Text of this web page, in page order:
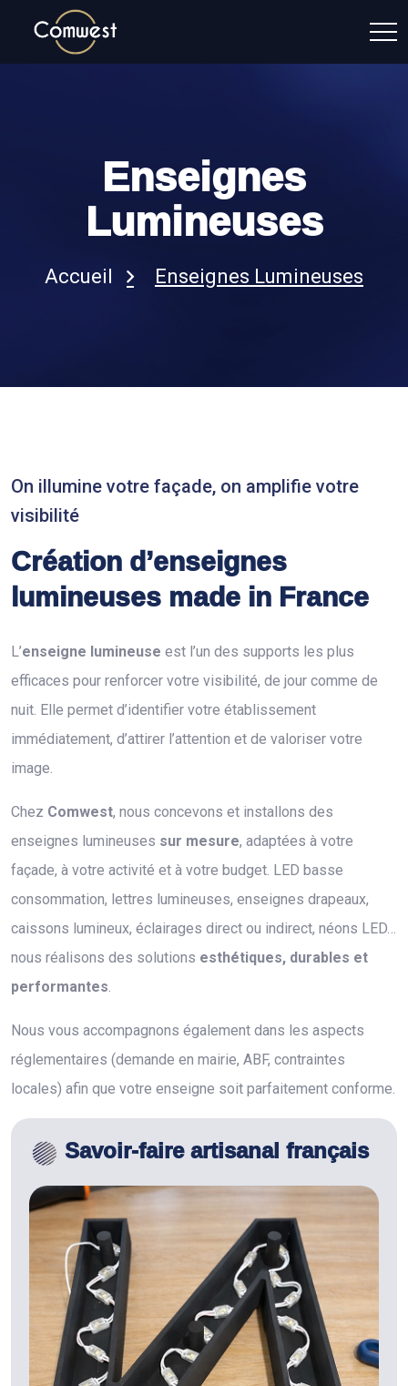
Enseignes
Lumineuses
Accueil Enseignes Lumineuses
On illumine votre façade, on amplifie votre
visibilité
Création d’enseignes
lumineuses made in France
L’enseigne lumineuse est l’un des supports les plus
efficaces pour renforcer votre visibilité, de jour comme de
nuit. Elle permet d’identifier votre établissement
immédiatement, d’attirer l’attention et de valoriser votre
image.
Chez Comwest, nous concevons et installons des
enseignes lumineuses sur mesure, adaptées à votre
façade, à votre activité et à votre budget. LED basse
consommation, lettres lumineuses, enseignes drapeaux,
caissons lumineux, éclairages direct ou indirect, néons LED…
nous réalisons des solutions esthétiques, durables et
performantes.
Nous vous accompagnons également dans les aspects
réglementaires (demande en mairie, ABF, contraintes
locales) afin que votre enseigne soit parfaitement conforme.
Savoir-faire artisanal français